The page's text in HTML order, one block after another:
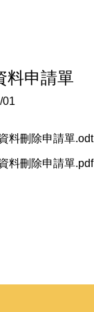
料申請單
01
料刪除申請單.odt
料刪除申請單.pdf